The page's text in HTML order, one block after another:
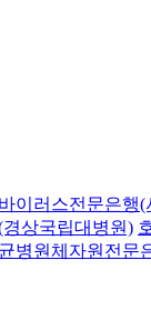
바이러스전문은행
상국립대병원)
병원체자원전문